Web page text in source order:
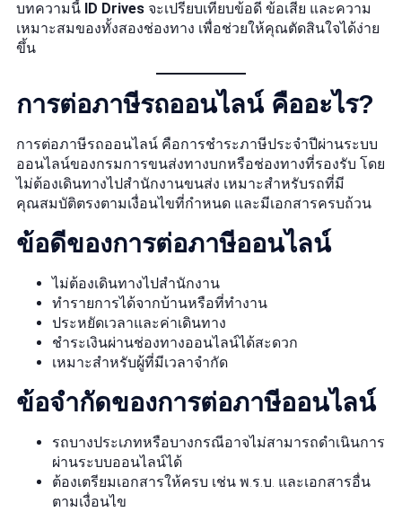
บทความนี้ ID Drives จะเปรียบเทียบข้อดี ข้อเสีย และความ
เหมาะสมของทั้งสองช่องทาง เพื่อช่วยให้คุณตัดสินใจได้ง่าย
ขึ้น
การต่อภาษีรถออนไลน์ คืออะไร?
การต่อภาษีรถออนไลน์ คือการชำระภาษีประจำปีผ่านระบบ
ออนไลน์ของกรมการขนส่งทางบกหรือช่องทางที่รองรับ โดย
ไม่ต้องเดินทางไปสำนักงานขนส่ง เหมาะสำหรับรถที่มี
คุณสมบัติตรงตามเงื่อนไขที่กำหนด และมีเอกสารครบถ้วน
ข้อดีของการต่อภาษีออนไลน์
ไม่ต้องเดินทางไปสำนักงาน
ทำรายการได้จากบ้านหรือที่ทำงาน
ประหยัดเวลาและค่าเดินทาง
ชำระเงินผ่านช่องทางออนไลน์ได้สะดวก
เหมาะสำหรับผู้ที่มีเวลาจำกัด
ข้อจำกัดของการต่อภาษีออนไลน์
รถบางประเภทหรือบางกรณีอาจไม่สามารถดำเนินการ
ผ่านระบบออนไลน์ได้
ต้องเตรียมเอกสารให้ครบ เช่น พ.ร.บ. และเอกสารอื่น
ตามเงื่อนไข